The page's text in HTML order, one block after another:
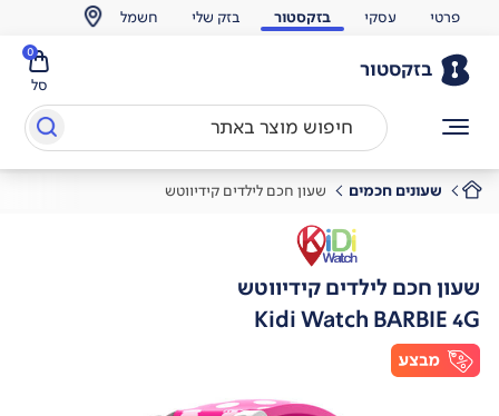
פרטי עסקי בזקסטור בזק שלי חשמל
בזקסטור
סל
0
שעונים חכמים שעון חכם לילדים קידיווטש
שעון חכם לילדים קידיווטש
Kidi Watch BARBIE 4G